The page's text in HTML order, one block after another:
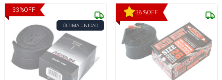
33%OFF
ÚLTIMA UNIDAD
38%OFF